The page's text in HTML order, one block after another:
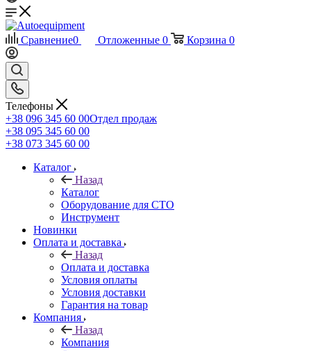
Сравнение0 Отложенные 0 Корзина 0
Телефоны
+38 096 345 60 00Отдел продаж
+38 095 345 60 00
+38 073 345 60 00
Каталог
Назад
Каталог
Оборудование для СТО
Инструмент
Новинки
Оплата и доставка
Назад
Оплата и доставка
Условия оплаты
Условия доставки
Гарантия на товар
Компания
Назад
Компания